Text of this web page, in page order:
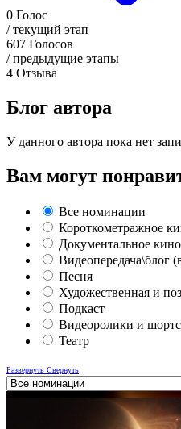
0 Голос
/ текущий этап
607 Голосов
/ предыдущие этапы
4 Отзыва
Блог автора
У данного автора пока нет
Вам могут
Все номинации
Короткометражное
Документальное кино
Видеопередача\блог
Песня
Художественная и
Подкаст
Видеоролики и шортс
Театр
Развернуть Свернуть